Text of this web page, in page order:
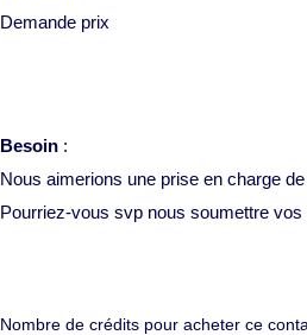
Demande prix
Besoin :
Nous aimerions une prise en charge
Pourriez-vous svp nous soumettre vos
Nombre de crédits pour acheter ce